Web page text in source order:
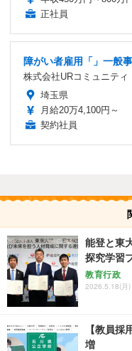
正社員
障がい者雇用「」一般
株式会社URコミュニティ
埼玉県
月給20万4,100円～
契約社員
能登と東
探究学習
教育行政
2026.5.18(月
【教員
増